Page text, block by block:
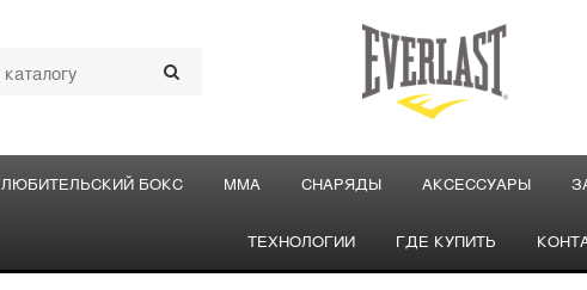
ЛЮБИТЕЛЬСКИЙ БОКС ММА СНАРЯДЫ АКСЕССУАРЫ
ТЕХНОЛОГИИ ГДЕ КУПИТЬ